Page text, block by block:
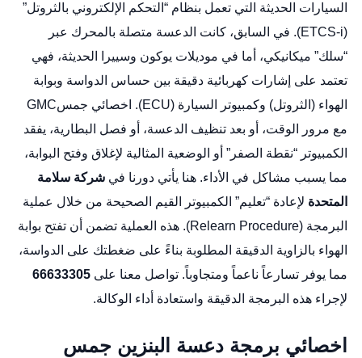
السيارات الحديثة التي تعمل بنظام “التحكم الإلكتروني بالثروتل”
(ETCS-i). في السابق، كانت الدعسة متصلة بالمحرك عبر
“سلك” ميكانيكي، أما في موديلات يوكون وسييرا الحديثة، فهي
تعتمد على إشارات كهربائية دقيقة بين حساس الدواسة وبوابة
الهواء (الثروتل) وكمبيوتر السيارة (ECU).
اخصائي جمسGMC
مع مرور الوقت، أو بعد تنظيف الدعسة، أو فصل البطارية، يفقد
الكمبيوتر “نقطة الصفر” أو الوضعية المثالية لإغلاق وفتح البوابة،
مما يسبب مشاكل في الأداء. هنا يأتي دورنا في شركة سلامة
المتحدة لإعادة “تعليم” الكمبيوتر القيم الصحيحة من خلال عملية
البرمجة (Relearn Procedure). هذه العملية تضمن أن تفتح بوابة
الهواء بالزاوية الدقيقة المطلوبة بناءً على ضغطتك على الدواسة،
مما يوفر تسارعاً ناعماً ومتجاوباً. تواصل معنا على 66633305
لإجراء هذه البرمجة الدقيقة واستعادة أداء الوكالة.
اخصائي برمجة دعسة البنزين جمس